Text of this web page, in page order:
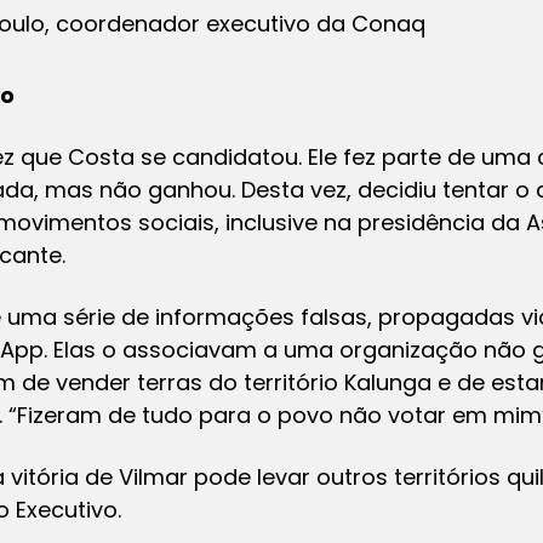
coordenador executivo da Conaq
que Costa se candidatou. Ele fez parte de
mas não ganhou. Desta vez, decidiu tentar
sociais, inclusive na presidência da
uma série de informações falsas, propagadas
Elas o associavam a uma organização não
de vender terras do território Kalunga e de
de tudo para o povo não votar em
vitória de Vilmar pode levar outros territórios
Executivo.